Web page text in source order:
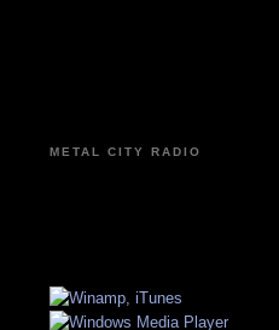
METAL CITY RADIO